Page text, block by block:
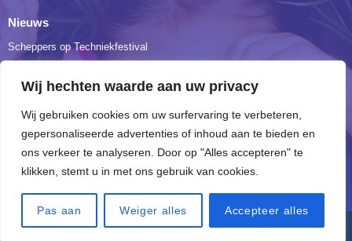
Wij hechten waarde aan uw privacy
Wij gebruiken cookies om uw surfervaring te verbeteren,
gepersonaliseerde advertenties of inhoud aan te bieden en
ons verkeer te analyseren. Door op "Alles accepteren" te
klikken, stemt u in met ons gebruik van cookies.
Pas aan Weiger alles Accepteer alles
Nieuws
Scheppers op Techniekfestival
Dag 3: verplaatsing naar The Ranch
Een vleugje geschiedenis…